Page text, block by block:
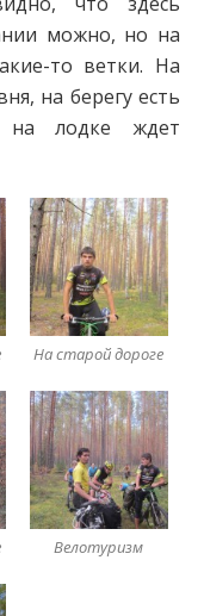
можно, но на
то ветки. На
на берегу есть
на лодке ждет
На старой дороге
Велотуризм